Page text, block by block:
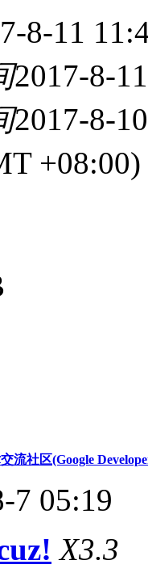
8-11
2017-8-
2017-8-
流社区(Google
7 05:19
X3.3